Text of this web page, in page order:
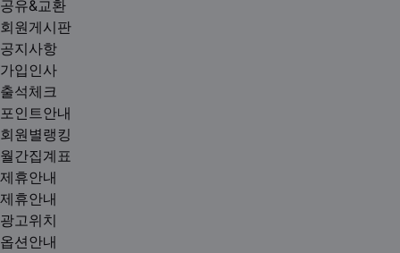
공유&교환
회원게시판
공지사항
가입인사
출석체크
포인트안내
회원별랭킹
월간집계표
제휴안내
제휴안내
광고위치
옵션안내